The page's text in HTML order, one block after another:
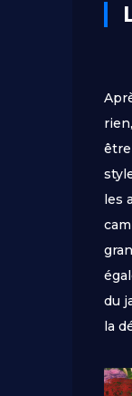
les
du
la